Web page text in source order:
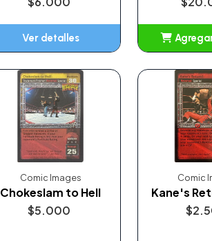
Ver detalles
Comic Images
Chokeslam to Hell
$5.000
Comic
Kane's